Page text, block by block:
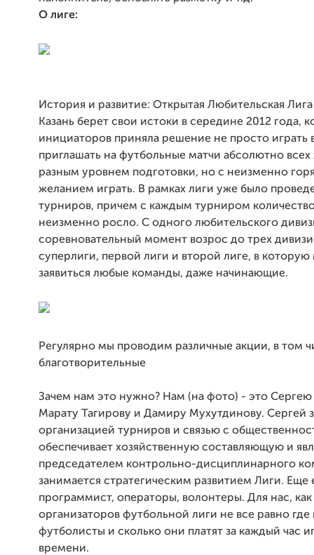
О лиге:
История и развитие: Открытая Любительская
Казань берет свои истоки в середине 2012 года,
инициаторов приняла решение не просто играть
приглашать на футбольные матчи абсолютно
разным уровнем подготовки, но с неизменно
желанием играть. В рамках лиги уже было
турниров, причем с каждым турниром
неизменно росло. С одного любительского
соревновательный момент возрос до трех
суперлиги, первой лиги и второй лиге, в которую
заявиться любые команды, даже начинающие.
Регулярно мы проводим различные акции, в том
благотворительные
Зачем нам это нужно? Нам (на фото) - это Сергею
Марату Тагирову и Дамиру Мухутдинову. Сергей
организацией турниров и связью с
обеспечивает хозяйственную составляющую и
председателем контрольно-дисциплинарного
занимается стратегическим развитием Лиги. Еще
программист, операторы, волонтеры. Для нас, как
организаторов футбольной лиги не все равно
футболисты и сколько они платят за каждый час
времени.